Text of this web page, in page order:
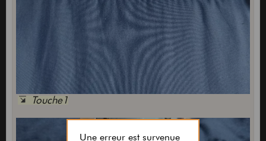
Touche1